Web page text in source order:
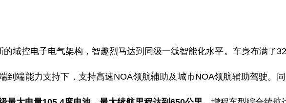
的域控电子电气架构 ， 智趣烈马达到同级一线智能化水平。 车身布满了32
到端能力支持下，支持高速NOA领航辅助及 城市NOA领航辅助驾驶。